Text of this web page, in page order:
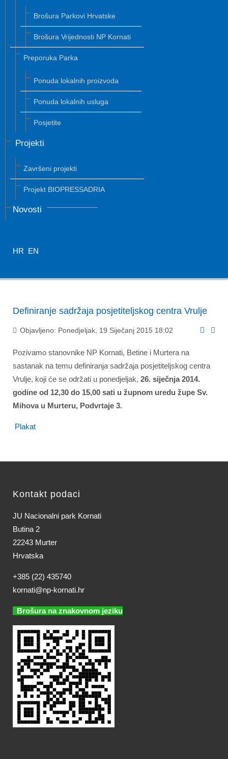
Brošura Parkovi Hrvatske
Brošura Vrijednosti NP Kornati
Preporuka Parka
Ponuda lokalnih proizvoda
Ponuda lokalnih usluga
Posjetite
Projekti
Završeni projekti
Projekt BIOPRESSADRIA
Novosti
HR EN
Definiranje sadržaja posjetiteljskog centra Vrulje
Objavljeno: Ponedjeljak, 19 Siječanj 2015 18:02
Pozivamo stanovnike NP Kornati, Betine i Murtera na
sastanak na temu definiranja sadržaja posjetiteljskog centra
Vrulje, koji će se održati u ponedjeljak, 26. siječnja 2014.
godine od 12,30 do 15,00 sati u župnom uredu župe Sv.
Mihova u Murteru, Podvrtaje 3.
Plakat
Kontakt podaci
JU Nacionalni park Kornati
Butina 2
22243 Murter
Hrvatska
+385 (22) 435740
kornati@np-kornati.hr
Brošura na znakovnom jeziku